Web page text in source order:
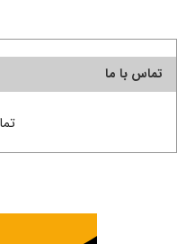
تماس با ما